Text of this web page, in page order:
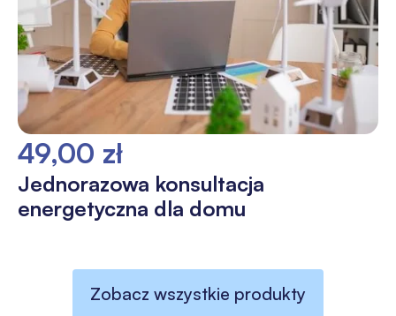
49,00 zł
Jednorazowa konsultacja
energetyczna dla domu
Zobacz wszystkie produkty